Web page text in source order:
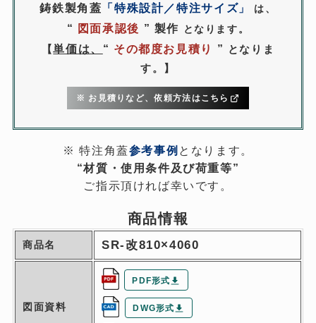
作図制作
ご利用案内
技術資料
企業情報
お問い合わせ
プライバシーポリシー 特定商取引法に基づく表記
鋳鉄製角蓋 「特殊設計／特注サイズ 」 は、
“ 図面承認後 ” 製作 となります。
【単価は、 “ その都度お見積り ” となりま
す。
】
※ お見積りなど、依頼方法はこちら
※ 特注角蓋参考事例 となります。
“材質・使用条件及び荷重等”
ご指示頂ければ幸いです。
商品情報
商品名 SR-改810×4060
図面資料
PDF形式
DWG形式